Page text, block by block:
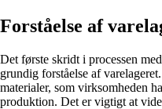
Forståelse af
Det første skridt i processen
grundig forståelse af
materialer, som virksomheden
produktion. Det er vigtigt at